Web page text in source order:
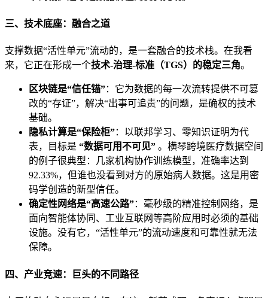
三、技术底座：融合之道
支撑数据“活性单元”流动的，是一套融合的技术栈。在我看
来，它正在形成一个技术-治理-标准（TGS）的稳定三角。
区块链是“信任锚”：它为数据的每一次流转提供不可篡
改的“存证”，解决“出事可追责”的问题，是确权的技术
基础。
隐私计算是“保险柜”：以联邦学习、零知识证明为代
表，目标是 “数据可用不可见” 。横琴跨境医疗数据空间
的例子很典型：几家机构协作训练模型，准确率达到
92.33%，但谁也没看到对方的原始病人数据。这是用密
码学创造的新型信任。
确定性网络是“高速公路”：毫秒级的精准控制网络，是
面向智能体协同、工业互联网等高阶应用时必须的基础
设施。没有它，“活性单元”的流动速度和可靠性就无法
保障。
四、产业竞速：巨头的不同路径